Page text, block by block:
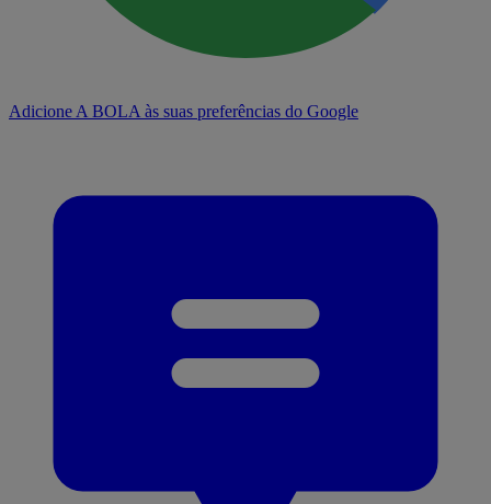
Adicione A BOLA às suas preferências do Google